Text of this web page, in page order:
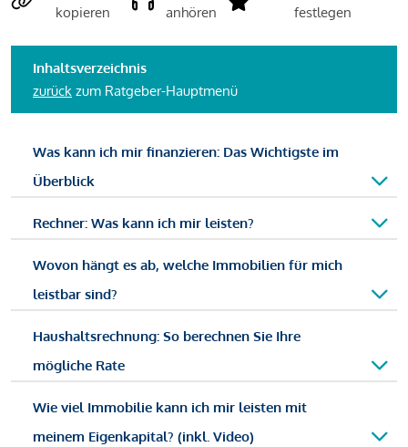
kopieren
anhören
festlegen
Inhaltsverzeichnis
zurück zum Ratgeber-Hauptmenü
Was kann ich mir finanzieren: Das Wichtigste im
Überblick
Rechner: Was kann ich mir leisten?
Wovon hängt es ab, welche Immobilien für mich
leistbar sind?
Haushaltsrechnung: So berechnen Sie Ihre
mögliche Rate
Wie viel Immobilie kann ich mir leisten mit
meinem Eigenkapital? (inkl. Video)